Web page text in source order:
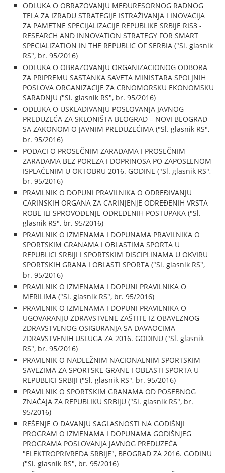
ODLUKA O OBRAZOVANJU MEĐURESORNOG RADNOG
TELA ZA IZRADU STRATEGIJE ISTRAŽIVANJA I INOVACIJA
ZA PAMETNE SPECIJALIZACIJE REPUBLIKE SRBIJE RIS3 -
RESEARCH AND INNOVATION STRATEGY FOR SMART
SPECIALIZATION IN THE REPUBLIC OF SERBIA ("Sl. glasnik
RS", br. 95/2016)
ODLUKA O OBRAZOVANJU ORGANIZACIONOG ODBORA
ZA PRIPREMU SASTANKA SAVETA MINISTARA SPOLJNIH
POSLOVA ORGANIZACIJE ZA CRNOMORSKU EKONOMSKU
SARADNJU ("Sl. glasnik RS", br. 95/2016)
ODLUKA O USKLAĐIVANJU POSLOVANJA JAVNOG
PREDUZEĆA ZA SKLONIŠTA BEOGRAD – NOVI BEOGRAD
SA ZAKONOM O JAVNIM PREDUZEĆIMA ("Sl. glasnik RS",
br. 95/2016)
PODACI O PROSEČNIM ZARADAMA I PROSEČNIM
ZARADAMA BEZ POREZA I DOPRINOSA PO ZAPOSLENOM
ISPLAĆENIM U OKTOBRU 2016. GODINE ("Sl. glasnik RS",
br. 95/2016)
PRAVILNIK O DOPUNI PRAVILNIKA O ODREĐIVANJU
CARINSKIH ORGANA ZA CARINJENJE ODREĐENIH VRSTA
ROBE ILI SPROVOĐENJE ODREĐENIH POSTUPAKA ("Sl.
glasnik RS", br. 95/2016)
PRAVILNIK O IZMENAMA I DOPUNAMA PRAVILNIKA O
SPORTSKIM GRANAMA I OBLASTIMA SPORTA U
REPUBLICI SRBIJI I SPORTSKIM DISCIPLINAMA U OKVIRU
SPORTSKIH GRANA I OBLASTI SPORTA ("Sl. glasnik RS",
br. 95/2016)
PRAVILNIK O IZMENAMA I DOPUNI PRAVILNIKA O
MERILIMA ("Sl. glasnik RS", br. 95/2016)
PRAVILNIK O IZMENAMA I DOPUNI PRAVILNIKA O
UGOVARANJU ZDRAVSTVENE ZAŠTITE IZ OBAVEZNOG
ZDRAVSTVENOG OSIGURANJA SA DAVAOCIMA
ZDRAVSTVENIH USLUGA ZA 2016. GODINU ("Sl. glasnik
RS", br. 95/2016)
PRAVILNIK O NADLEŽNIM NACIONALNIM SPORTSKIM
SAVEZIMA ZA SPORTSKE GRANE I OBLASTI SPORTA U
REPUBLICI SRBIJI ("Sl. glasnik RS", br. 95/2016)
PRAVILNIK O SPORTSKIM GRANAMA OD POSEBNOG
ZNAČAJA ZA REPUBLIKU SRBIJU ("Sl. glasnik RS", br.
95/2016)
REŠENJE O DAVANJU SAGLASNOSTI NA GODIŠNJI
PROGRAM O IZMENAMA I DOPUNAMA GODIŠNJEG
PROGRAMA POSLOVANJA JAVNOG PREDUZEĆA
"ELEKTROPRIVREDA SRBIJE", BEOGRAD ZA 2016. GODINU
("Sl. glasnik RS", br. 95/2016)